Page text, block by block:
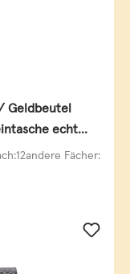
Geldbeutel
echt
Fächer: